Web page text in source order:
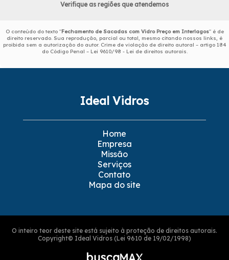
Verifique as regiões que atendemos
O conteúdo do texto "Fechamento de Sacadas com Vidro Preço em Interlagos" é de
direito reservado. Sua reprodução, parcial ou total, mesmo citando nossos links, é
proibida sem a autorização do autor. Crime de violação de direito autoral – artigo 184
do Código Penal – Lei 9610/98 - Lei de direitos autorais.
Ideal Vidros
Home
Empresa
Missão
Serviços
Contato
Mapa do site
O inteiro teor deste site está sujeito à proteção de direitos autorais.
Copyright© Ideal Vidros (Lei 9610 de 19/02/1998)